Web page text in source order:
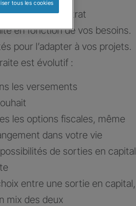
votre contrat
en fonction de vos besoins.
pour l’adapter à vos projets.
est évolutif :
les versements
les options fiscales, même
dans votre vie
de sorties en capital
entre une sortie en capital,
mix des deux
tous les cookies